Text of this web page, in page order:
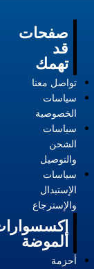
صفحات
قد
تهمك
تواصل معنا
سياسات
الخصوصية
سياسات
الشحن
والتوصيل
سياسات
الإستبدال
والإسترجاع
الموضة
أحزمة